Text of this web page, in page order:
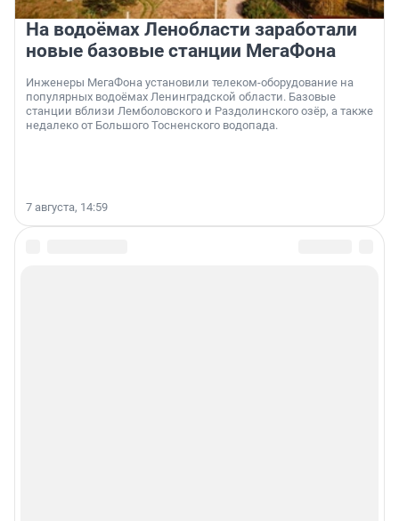
На водоёмах Ленобласти заработали
новые базовые станции МегаФона
Инженеры МегаФона установили телеком-оборудование на
популярных водоёмах Ленинградской области. Базовые
станции вблизи Лемболовского и Раздолинского озёр, а также
недалеко от Большого Тосненского водопада.
7 августа, 14:59